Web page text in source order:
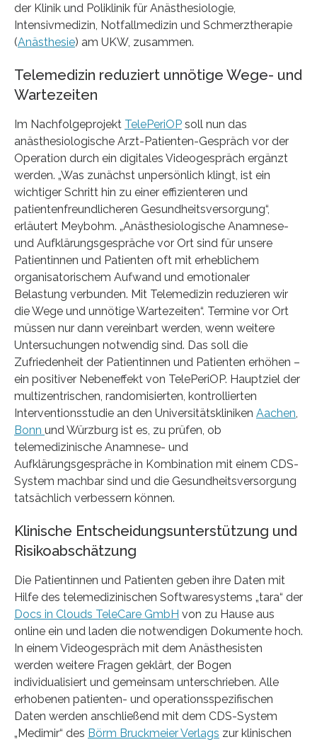
der Klinik und Poliklinik für Anästhesiologie,
Intensivmedizin, Notfallmedizin und Schmerztherapie
(Anästhesie) am UKW, zusammen.
Telemedizin reduziert unnötige Wege- und
Wartezeiten
Im Nachfolgeprojekt TelePeriOP soll nun das
anästhesiologische Arzt-Patienten-Gespräch vor der
Operation durch ein digitales Videogespräch ergänzt
werden. „Was zunächst unpersönlich klingt, ist ein
wichtiger Schritt hin zu einer effizienteren und
patientenfreundlicheren Gesundheitsversorgung“,
erläutert Meybohm. „Anästhesiologische Anamnese-
und Aufklärungsgespräche vor Ort sind für unsere
Patientinnen und Patienten oft mit erheblichem
organisatorischem Aufwand und emotionaler
Belastung verbunden. Mit Telemedizin reduzieren wir
die Wege und unnötige Wartezeiten“. Termine vor Ort
müssen nur dann vereinbart werden, wenn weitere
Untersuchungen notwendig sind. Das soll die
Zufriedenheit der Patientinnen und Patienten erhöhen –
ein positiver Nebeneffekt von TelePeriOP. Hauptziel der
multizentrischen, randomisierten, kontrollierten
Interventionsstudie an den Universitätskliniken Aachen
Bonn und Würzburg ist es, zu prüfen, ob
telemedizinische Anamnese- und
Aufklärungsgespräche in Kombination mit einem CDS-
System machbar sind und die Gesundheitsversorgung
tatsächlich verbessern können.
Klinische Entscheidungsunterstützung und
Risikoabschätzung
Die Patientinnen und Patienten geben ihre Daten mit
Hilfe des telemedizinischen Softwaresystems „tara“ der
Docs in Clouds TeleCare GmbH von zu Hause aus
online ein und laden die notwendigen Dokumente hoch.
In einem Videogespräch mit dem Anästhesisten
werden weitere Fragen geklärt, der Bogen
individualisiert und gemeinsam unterschrieben. Alle
erhobenen patienten- und operationsspezifischen
Daten werden anschließend mit dem CDS-System
„Medimir“ des Börm Bruckmeier Verlags zur klinischen